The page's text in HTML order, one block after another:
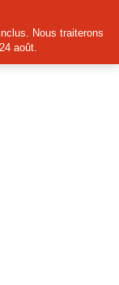
Nous traiterons
août.